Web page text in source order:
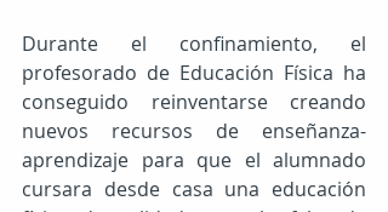
Durante el confinamiento, el
profesorado de Educación Física ha
conseguido reinventarse creando
nuevos recursos de enseñanza-
aprendizaje para que el alumnado
cursara desde casa una educación